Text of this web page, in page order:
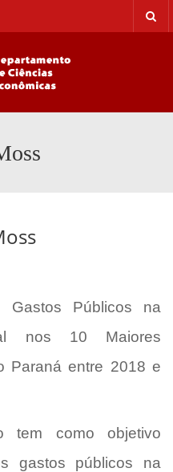
Gastos Públicos na
nos 10 Maiores
Paraná entre 2018 e
tem como objetivo
gastos públicos na